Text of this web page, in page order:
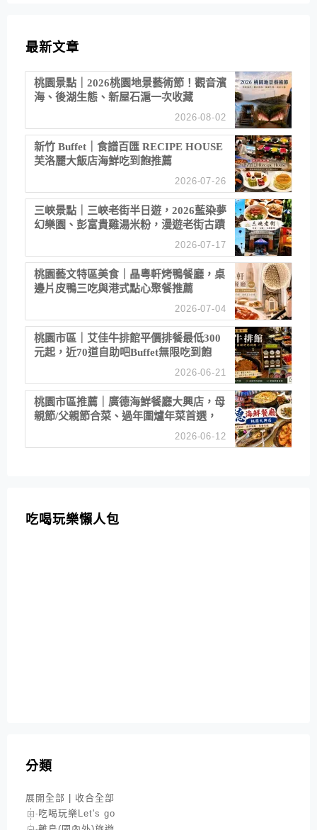
最新文章
桃園景點｜2026桃園地景藝術節！觀音濱
海、後湖生態、新屋石滬一次收藏
2026-08-02
新竹 Buffet｜食譜百匯 RECIPE HOUSE
芙洛麗大飯店海鮮吃到飽推薦
2026-07-26
三峽景點｜三峽老街半日遊，2026藍染夢
幻樂園、彭富貴雞湯米粉，漫遊老街古蹟
2026-07-17
桃園藝文特區美食｜晶粵軒烤鴨餐廳，桌
邊片皮鴨三吃與港式點心聚餐推薦
2026-07-04
桃園市區｜艾佳牛排館平價排餐最低300
元起，近70道自助吧Buffet無限吃到飽
2026-06-21
桃園市區推薦｜廣德海鮮餐廳大興店，母
親節/父親節合菜、過年圍爐年菜首選，
2026-06-12
吃喝玩樂懶人包
分類
展開全部
收合全部
吃喝玩樂Let's go